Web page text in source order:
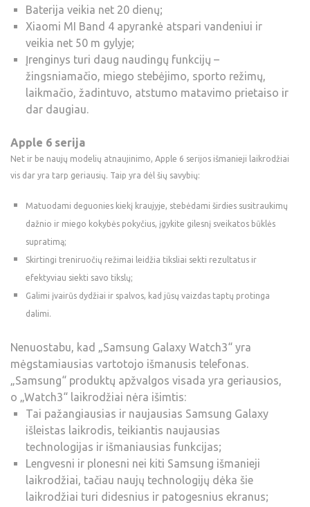
Baterija veikia net 20 dienų;
Xiaomi MI Band 4 apyrankė atspari vandeniui ir
veikia net 50 m gylyje;
Įrenginys turi daug naudingų funkcijų –
žingsniamačio, miego stebėjimo, sporto režimų,
laikmačio, žadintuvo, atstumo matavimo prietaiso ir
dar daugiau.
Apple 6 serija
Net ir be naujų modelių atnaujinimo, Apple 6 serijos išmanieji laikrodžiai
vis dar yra tarp geriausių. Taip yra dėl šių savybių:
Matuodami deguonies kiekį kraujyje, stebėdami širdies susitraukimų
dažnio ir miego kokybės pokyčius, įgykite gilesnį sveikatos būklės
supratimą;
Skirtingi treniruočių režimai leidžia tiksliai sekti rezultatus ir
efektyviau siekti savo tikslų;
Galimi įvairūs dydžiai ir spalvos, kad jūsų vaizdas taptų protinga
dalimi.
Nenuostabu, kad „Samsung Galaxy Watch3“ yra
mėgstamiausias vartotojo išmanusis telefonas.
„Samsung“ produktų apžvalgos visada yra geriausios,
o „Watch3“ laikrodžiai nėra išimtis:
Tai pažangiausias ir naujausias Samsung Galaxy
išleistas laikrodis, teikiantis naujausias
technologijas ir išmaniausias funkcijas;
Lengvesni ir plonesni nei kiti Samsung išmanieji
laikrodžiai, tačiau naujų technologijų dėka šie
laikrodžiai turi didesnius ir patogesnius ekranus;